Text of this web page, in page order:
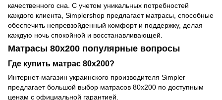
качественного сна. С учетом уникальных потребностей
каждого клиента, Simplershop предлагает матрасы, способные
обеспечить непревзойденный комфорт и поддержку, делая
каждую ночь спокойной и восстанавливающей.
Матрасы 80х200 популярные вопросы
Где купить матрас 80х200?
Интернет-магазин украинского производителя Simpler
предлагает большой выбор матрасов 80х200 по доступным
ценам с официальной гарантией.